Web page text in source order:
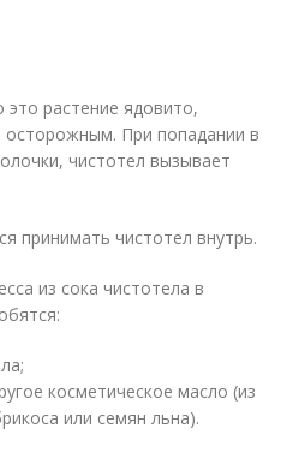
растение ядовито,
осторожным. При попадании в
чистотел вызывает
принимать чистотел внутрь.
из сока чистотела в
косметическое масло (из
или семян льна).